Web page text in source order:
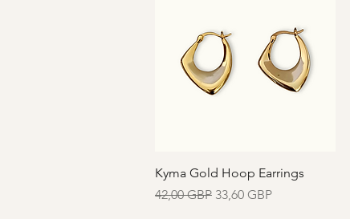
Vista rápida
Kyma Gold Hoop Earrings
Precio
42,00 GBP Precio de oferta
33,60 GBP